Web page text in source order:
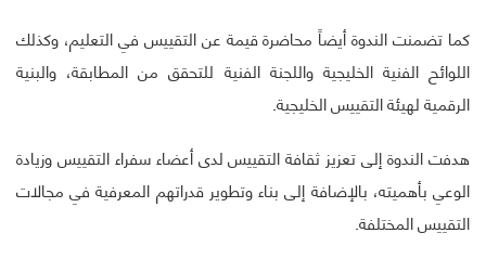
كما تضمنت الندوة أيضاً محاضرة قيمة عن التقييس في التعليم، وكذلك
اللوائح الفنية الخليجية واللجنة الفنية للتحقق من المطابقة، والبنية
الرقمية لهيئة التقييس الخليجية.
هدفت الندوة إلى تعزيز ثقافة التقييس لدى أعضاء سفراء التقييس وزيادة
الوعي بأهميته، بالإضافة إلى بناء وتطوير قدراتهم المعرفية في مجالات
التقييس المختلفة.